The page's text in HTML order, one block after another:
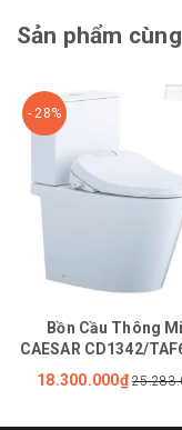
Sản phẩm
- 28%
Bồn Cầu Thông
CAESAR CD1342/
Khối Nắp Tự Động
18.300.000₫